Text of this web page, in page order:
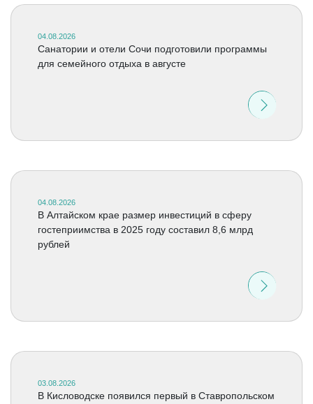
04.08.2026
Санатории и отели Сочи подготовили программы
для семейного отдыха в августе
04.08.2026
В Алтайском крае размер инвестиций в сферу
гостеприимства в 2025 году составил 8,6 млрд
рублей
03.08.2026
В Кисловодске появился первый в Ставропольском